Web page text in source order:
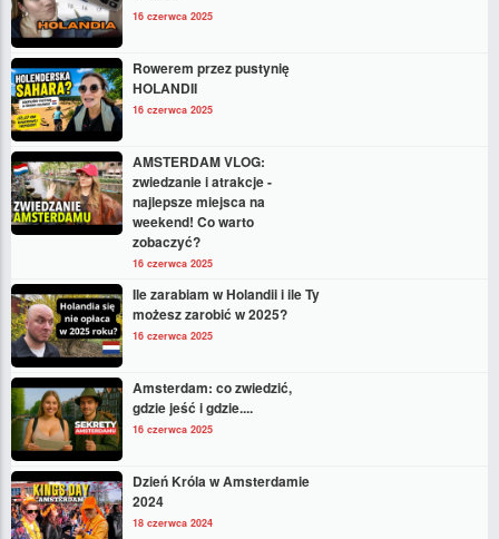
16 czerwca 2025
Rowerem przez pustynię
HOLANDII
16 czerwca 2025
AMSTERDAM VLOG:
zwiedzanie i atrakcje -
najlepsze miejsca na
weekend! Co warto
zobaczyć?
16 czerwca 2025
Ile zarabiam w Holandii i ile Ty
możesz zarobić w 2025?
16 czerwca 2025
Amsterdam: co zwiedzić,
gdzie jeść i gdzie....
16 czerwca 2025
Dzień Króla w Amsterdamie
2024
18 czerwca 2024